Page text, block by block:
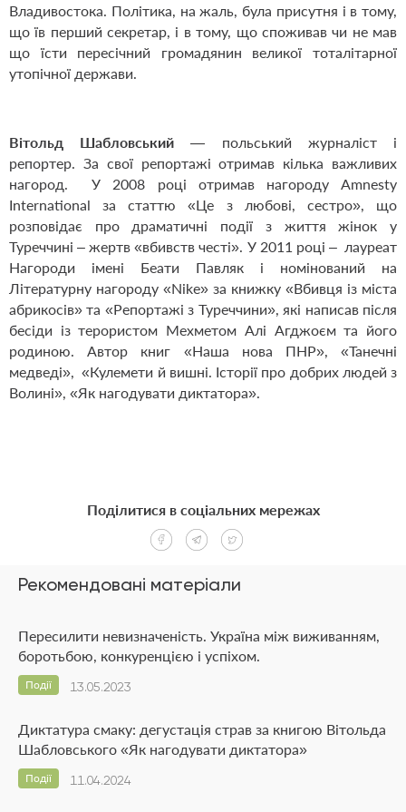
Владивостока. Політика, на жаль, була присутня і в тому,
що їв перший секретар, і в тому, що споживав чи не мав
що їсти пересічний громадянин великої тоталітарної
утопічної держави.
Вітольд Шабловський — польський журналіст і
репортер. За свої репортажі отримав кілька важливих
нагород. У 2008 році отримав нагороду Amnesty
International за статтю «Це з любові, сестро», що
розповідає про драматичні події з життя жінок у
Туреччині – жертв «вбивств честі». У 2011 році – лауреат
Нагороди імені Беати Павляк і номінований на
Літературну нагороду «Nike» за книжку «Вбивця із міста
абрикосів» та «Репортажі з Туреччини», які написав після
бесіди із терористом Мехметом Алі Агджоєм та його
родиною. Автор книг «Наша нова ПНР», «Танечні
медведі», «Кулемети й вишні. Історії про добрих людей з
Волині», «Як нагодувати диктатора».
Рекомендовані матеріали
Пересилити невизначеність. Україна між виживанням,
боротьбою, конкуренцією і успіхом.
13.05.2023
Події
Диктатура смаку: дегустація страв за книгою Вітольда
Шабловського «Як нагодувати диктатора»
11.04.2024
Події
Поділитися в соціальних мережах